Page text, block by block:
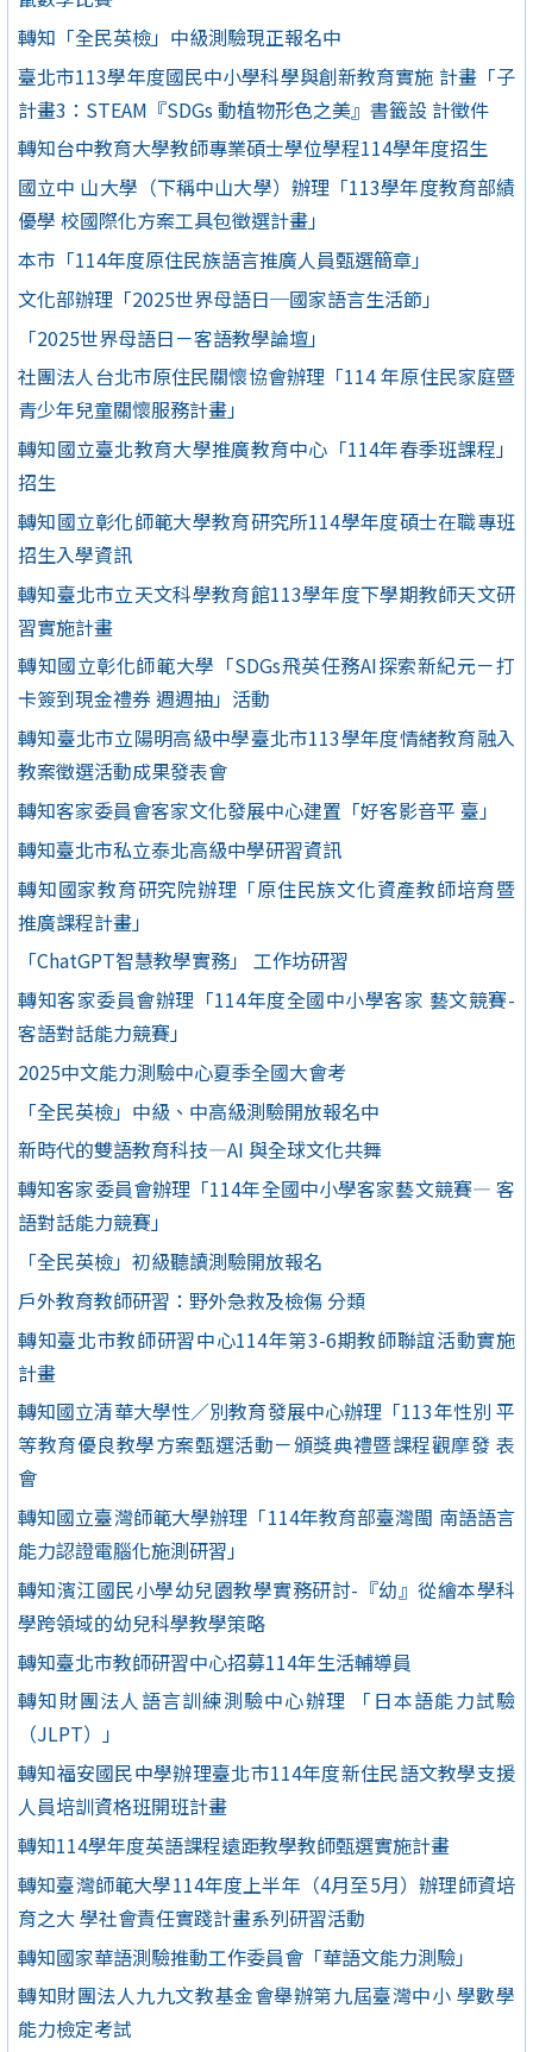
轉知「全民英檢」中級測驗現正報名中
臺北市113學年度國民中小學科學與創新教育實施 計畫「子
計畫3：STEAM『SDGs 動植物形色之美』書籤設 計徵件
轉知台中教育大學教師專業碩士學位學程114學年度招生
國立中 山大學（下稱中山大學）辦理「113學年度教育部績
優學 校國際化方案工具包徵選計畫」
本市「114年度原住民族語言推廣人員甄選簡章」
文化部辦理「2025世界母語日─國家語言生活節」
「2025世界母語日－客語教學論壇」
社團法人台北市原住民關懷協會辦理「114 年原住民家庭暨
青少年兒童關懷服務計畫」
轉知國立臺北教育大學推廣教育中心「114年春季班課程」
招生
轉知國立彰化師範大學教育研究所114學年度碩士在職專班
招生入學資訊
轉知臺北市立天文科學教育館113學年度下學期教師天文研
習實施計畫
轉知國立彰化師範大學「SDGs飛英任務AI探索新紀元－打
卡簽到現金禮券 週週抽」活動
轉知臺北市立陽明高級中學臺北市113學年度情緒教育融入
教案徵選活動成果發表會
轉知客家委員會客家文化發展中心建置「好客影音平 臺」
轉知臺北市私立泰北高級中學研習資訊
轉知國家教育研究院辦理「原住民族文化資產教師培育暨
推廣課程計畫」
「ChatGPT智慧教學實務」 工作坊研習
轉知客家委員會辦理「114年度全國中小學客家 藝文競賽-
客語對話能力競賽」
2025中文能力測驗中心夏季全國大會考
「全民英檢」中級、中高級測驗開放報名中
新時代的雙語教育科技—AI 與全球文化共舞
轉知客家委員會辦理「114年全國中小學客家藝文競賽— 客
語對話能力競賽」
「全民英檢」初級聽讀測驗開放報名
戶外教育教師研習：野外急救及檢傷 分類
轉知臺北市教師研習中心114年第3-6期教師聯誼活動實施
計畫
轉知國立清華大學性／別教育發展中心辦理「113年性別 平
等教育優良教學方案甄選活動－頒獎典禮暨課程觀摩發 表
會
轉知國立臺灣師範大學辦理「114年教育部臺灣閩 南語語言
能力認證電腦化施測研習」
轉知濱江國民小學幼兒園教學實務研討-『幼』從繪本學科
學跨領域的幼兒科學教學策略
轉知臺北市教師研習中心招募114年生活輔導員
轉知財團法人語言訓練測驗中心辦理 「日本語能力試驗
（JLPT）」
轉知福安國民中學辦理臺北市114年度新住民語文教學支援
人員培訓資格班開班計畫
轉知114學年度英語課程遠距教學教師甄選實施計畫
轉知臺灣師範大學114年度上半年（4月至5月）辦理師資培
育之大 學社會責任實踐計畫系列研習活動
轉知國家華語測驗推動工作委員會「華語文能力測驗」
轉知財團法人九九文教基金會舉辦第九屆臺灣中小 學數學
能力檢定考試